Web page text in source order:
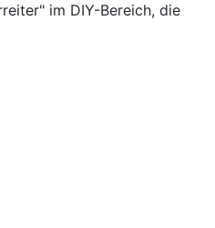
im DIY-Bereich, die